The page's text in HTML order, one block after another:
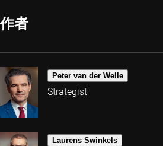
作者
Peter van der Welle
Strategist
Laurens Swinkels